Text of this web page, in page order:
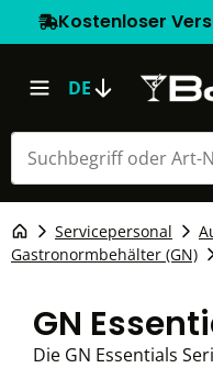
Kostenloser
DE
Servicepersonal
Gastronormbehälter (GN)
GN
Die GN Essentials